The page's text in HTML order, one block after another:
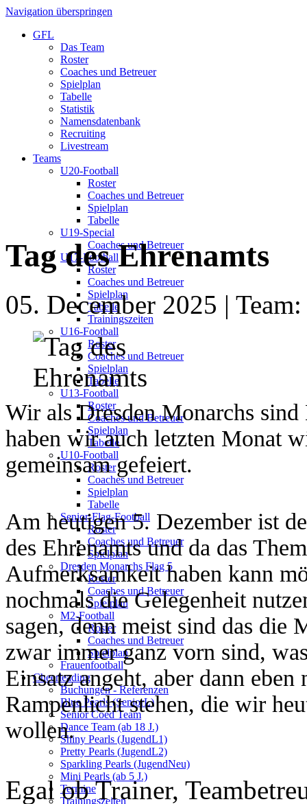
Navigation überspringen
GFL
Das Team
Roster
Coaches und Betreuer
Spielplan
Tabelle
Statistik
Namensdatenbank
Recruiting
Livestream
Teams
U20-Football
Roster
Coaches und Betreuer
Spielplan
Tabelle
U19-Special
Coaches und Betreuer
U17-Football
Roster
Coaches und Betreuer
Spielplan
Tabelle
Trainingszeiten
U16-Football
Roster
Coaches und Betreuer
Spielplan
Tabelle
U13-Football
Roster
Coaches und Betreuer
Spielplan
Tabelle
U10-Football
Roster
Coaches und Betreuer
Spielplan
Tabelle
Senior-Flag-Football
Roster
Coaches und Betreuer
Spielplan
Dresden Monarchs Flag 5
Roster
Coaches und Betreuer
Spielplan
M2-Football
Roster
Coaches und Betreuer
Spielplan
Frauenfootball
Cheerleading
Buchungen - Referenzen
Blue Pearls (SeniorL)
Senior Coed Team
Dance Team (ab 18 J.)
Shiny Pearls (JugendL1)
Pretty Pearls (JugendL2)
Sparkling Pearls (JugendNeu)
Mini Pearls (ab 5 J.)
Termine
Trainingszeiten
Tag des Ehrenamts
05. December 2025 |
Wir als Dresden Monarchs sind
haben wir auch letzten Monat
gemeinsam gefeiert.
Am heutigen 5. Dezember ist
des Ehrenamts und da das
Aufmerksamkeit haben kann
nochmals die Gelegenheit
sagen, denn meist sind das die
zwar immer ganz vorn sind,
Einsatz angeht, aber dann eben
Rampenlicht stehen, die wir
wollen.
Egal ob Trainer,